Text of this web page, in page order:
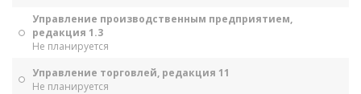
Управление производственным предприятием,
редакция 1.3
Не планируется
Управление торговлей, редакция 11
Не планируется